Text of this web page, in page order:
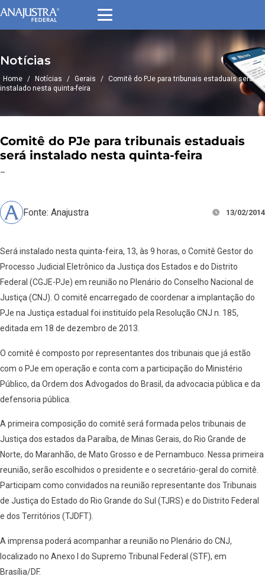
Notícias
Home / Notícias / Gerais / Comitê do PJe para tribunais estaduais será
instalado nesta quinta-feira
Comitê do PJe para tribunais estaduais
será instalado nesta quinta-feira
–
Fonte: Anajustra 13/02/2014
Será instalado nesta quinta-feira, 13, às 9 horas, o Comitê Gestor do
Processo Judicial Eletrônico da Justiça dos Estados e do Distrito
Federal (CGJE-PJe) em reunião no Plenário do Conselho Nacional de
Justiça (CNJ). O comitê encarregado de coordenar a implantação do
PJe na Justiça estadual foi instituído pela Resolução CNJ n. 185,
editada em 18 de dezembro de 2013.
O comitê é composto por representantes dos tribunais que já estão
com o PJe em operação e conta com a participação do Ministério
Público, da Ordem dos Advogados do Brasil, da advocacia pública e da
defensoria pública.
A primeira composição do comitê será formada pelos tribunais de
Justiça dos estados da Paraíba, de Minas Gerais, do Rio Grande de
Norte, do Maranhão, de Mato Grosso e de Pernambuco. Nessa primeira
reunião, serão escolhidos o presidente e o secretário-geral do comitê.
Participam como convidados na reunião representante dos Tribunais
de Justiça do Estado do Rio Grande do Sul (TJRS) e do Distrito Federal
e dos Territórios (TJDFT).
A imprensa poderá acompanhar a reunião no Plenário do CNJ,
localizado no Anexo I do Supremo Tribunal Federal (STF), em
Brasília/DF.